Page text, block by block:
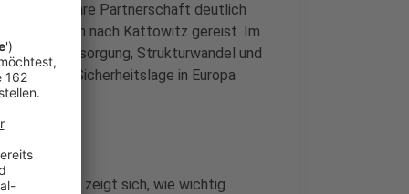
wollen ihre Partnerschaft deutlich
Gesprächen nach Kattowitz gereist. Im
Strukturwandel und
Sicherheitslage in Europa
zeigt sich, wie wichtig